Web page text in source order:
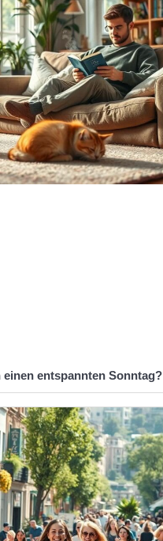
einen entspannten Sonntag?